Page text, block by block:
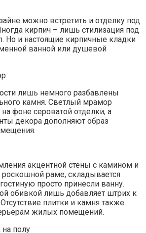
можно встретить и отделку под
кирпич – лишь стилизация под
Но и настоящие кирпичные кладки
ванной или душевой
лишь немного разбавлены
камня. Светлый мрамор
фоне сероватой отделки, а
декора дополняют образ
акцентной стены с камином и
раме, складывается
просто принесли ванну.
обивкой лишь добавляет штрих к
плитки и камня также
жилых помещений.